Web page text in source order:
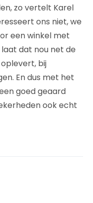
zo vertelt Karel
ons niet, we
een winkel met
dat nou net de
bij
En dus met het
goed geaard
ook echt